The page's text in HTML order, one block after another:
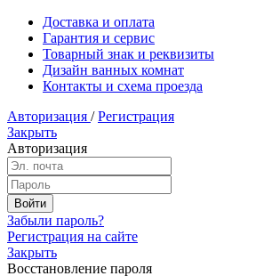
Доставка и оплата
Гарантия и сервис
Товарный знак и реквизиты
Дизайн ванных комнат
Контакты и схема проезда
Авторизация / Регистрация
Закрыть
Авторизация
Забыли пароль?
Регистрация на сайте
Закрыть
Восстановление пароля